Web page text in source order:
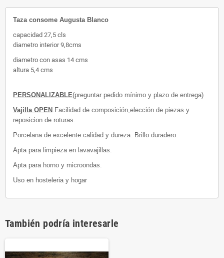
Taza consome Augusta Blanco
capacidad 27,5 cls
diametro interior 9,8cms
diametro con asas 14 cms
altura 5,4 cms
PERSONALIZABLE(preguntar pedido mínimo y plazo de entrega)
Vajilla OPEN .Facilidad de composición,elección de piezas y
reposicion de roturas.
Porcelana de excelente calidad y dureza. Brillo duradero.
Apta para limpieza en lavavajillas.
Apta para horno y microondas.
Uso en hosteleria y hogar
También podría interesarle